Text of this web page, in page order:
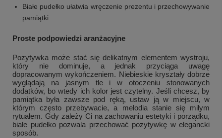
Białe pudełko ułatwia wręczenie prezentu i przechowywanie
pamiątki
Proste podpowiedzi aranżacyjne
Pozytywka może stać się delikatnym elementem wystroju,
który nie dominuje, a jednak przyciąga uwagę
dopracowanym wykończeniem. Niebieskie kryształy dobrze
wyglądają na jasnym tle i w otoczeniu stonowanych
dodatków, bo wtedy ich kolor jest czytelny. Jeśli chcesz, by
pamiątka była zawsze pod ręką, ustaw ją w miejscu, w
którym często przebywacie, a melodia stanie się miłym
rytuałem. Gdy zależy Ci na zachowaniu estetyki i porządku,
białe pudełko pozwala przechować pozytywkę w elegancki
sposób.